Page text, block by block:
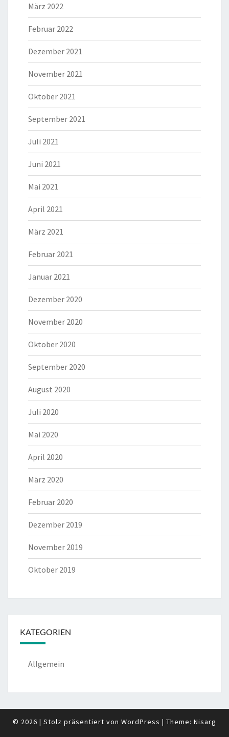
März 2022
Februar 2022
Dezember 2021
November 2021
Oktober 2021
September 2021
Juli 2021
Juni 2021
Mai 2021
April 2021
März 2021
Februar 2021
Januar 2021
Dezember 2020
November 2020
Oktober 2020
September 2020
August 2020
Juli 2020
Mai 2020
April 2020
März 2020
Februar 2020
Dezember 2019
November 2019
Oktober 2019
KATEGORIEN
Allgemein
© 2026 | Stolz präsentiert von WordPress | Theme: Nisarg